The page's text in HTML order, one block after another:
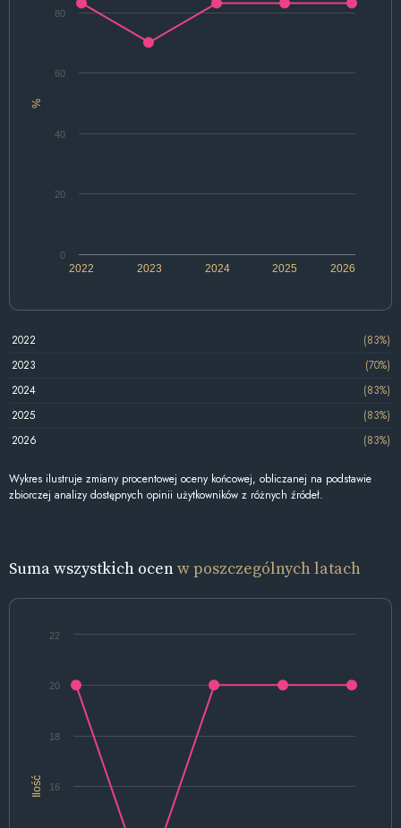
%
2022 2024 2026
2023 2025
0
20
40
60
80
2022
(83%)
2023
(70%)
2024
(83%)
2025
(83%)
2026
(83%)
Wykres ilustruje zmiany procentowej oceny końcowej, obliczanej na podstawie
zbiorczej analizy dostępnych opinii użytkowników z różnych źródeł.
Suma wszystkich ocenw poszczególnych latach
Ilość 16
18
20
22